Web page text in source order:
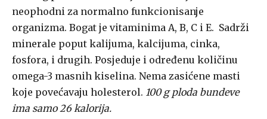
neophodni za normalno funkcionisanje
organizma. Bogat je vitaminima A, B, C i E. Sadrži
minerale poput kalijuma, kalcijuma, cinka,
fosfora, i drugih. Posjeduje i određenu količinu
omega-3 masnih kiselina. Nema zasićene masti
koje povećavaju holesterol. 100 g ploda bundeve
ima samo 26 kalorija.